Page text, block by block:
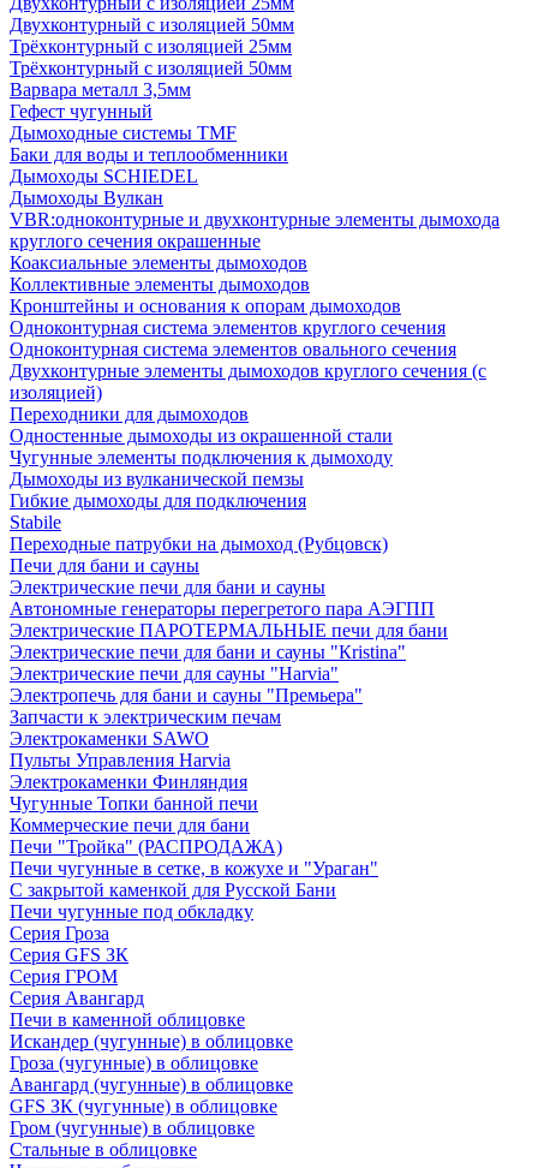
Двухконтурный с изоляцией 50мм
Трёхконтурный с изоляцией 25мм
Трёхконтурный с изоляцией 50мм
Варвара металл 3,5мм
Гефест чугунный
Дымоходные системы TMF
Баки для воды и теплообменники
Дымоходы SCHIEDEL
Дымоходы Вулкан
VBR:одноконтурные и двухконтурные элементы дымохода
круглого сечения окрашенные
Коаксиальные элементы дымоходов
Коллективные элементы дымоходов
Кронштейны и основания к опорам дымоходов
Одноконтурная система элементов круглого сечения
Одноконтурная система элементов овального сечения
Двухконтурные элементы дымоходов круглого сечения (с
изоляцией)
Переходники для дымоходов
Одностенные дымоходы из окрашенной стали
Чугунные элементы подключения к дымоходу
Дымоходы из вулканической пемзы
Гибкие дымоходы для подключения
Stabile
Переходные патрубки на дымоход (Рубцовск)
Печи для бани и сауны
Электрические печи для бани и сауны
Автономные генераторы перегретого пара АЭГПП
Электрические ПАРОТЕРМАЛЬНЫЕ печи для бани
Электрические печи для бани и сауны "Кristina"
Электрические печи для сауны "Harvia"
Электропечь для бани и сауны "Премьера"
Запчасти к электрическим печам
Электрокаменки SAWO
Пульты Управления Harvia
Электрокаменки Финляндия
Чугунные Топки банной печи
Коммерческие печи для бани
Печи "Тройка" (РАСПРОДАЖА)
Печи чугунные в сетке, в кожухе и "Ураган"
С закрытой каменкой для Русской Бани
Печи чугунные под обкладку
Серия Гроза
Серия GFS ЗК
Серия ГРОМ
Серия Авангард
Печи в каменной облицовке
Искандер (чугунные) в облицовке
Гроза (чугунные) в облицовке
Авангард (чугунные) в облицовке
GFS ЗК (чугунные) в облицовке
Гром (чугунные) в облицовке
Стальные в облицовке